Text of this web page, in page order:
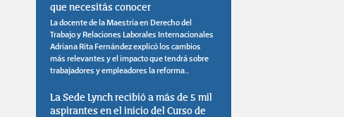
que necesitás conocer
La docente de la Maestría en Derecho del
Trabajo y Relaciones Laborales Internacionales
Adriana Rita Fernández explicó los cambios
más relevantes y el impacto que tendrá sobre
trabajadores y empleadores la reforma...
La Sede Lynch recibió a más de 5 mil
aspirantes en el inicio del Curso de